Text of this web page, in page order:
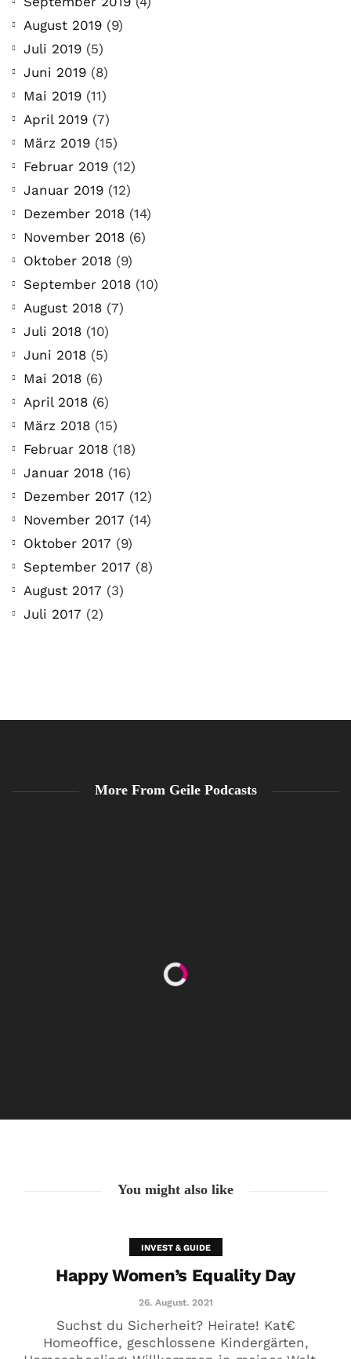
August 2019 (9)
Juli 2019 (5)
Juni 2019 (8)
Mai 2019 (11)
April 2019 (7)
März 2019 (15)
Februar 2019 (12)
Januar 2019 (12)
Dezember 2018 (14)
November 2018 (6)
Oktober 2018 (9)
September 2018 (10)
August 2018 (7)
Juli 2018 (10)
Juni 2018 (5)
Mai 2018 (6)
April 2018 (6)
März 2018 (15)
Februar 2018 (18)
Januar 2018 (16)
Dezember 2017 (12)
November 2017 (14)
Oktober 2017 (9)
September 2017 (8)
August 2017 (3)
Juli 2017 (2)
More From Geile Podcasts
8. Oktober. 2020
You might also like
INVEST & GUIDE
Happy Women’s Equality Day
26. August. 2021
Suchst du Sicherheit? Heirate! Kat€
Homeoffice, geschlossene Kindergärten,